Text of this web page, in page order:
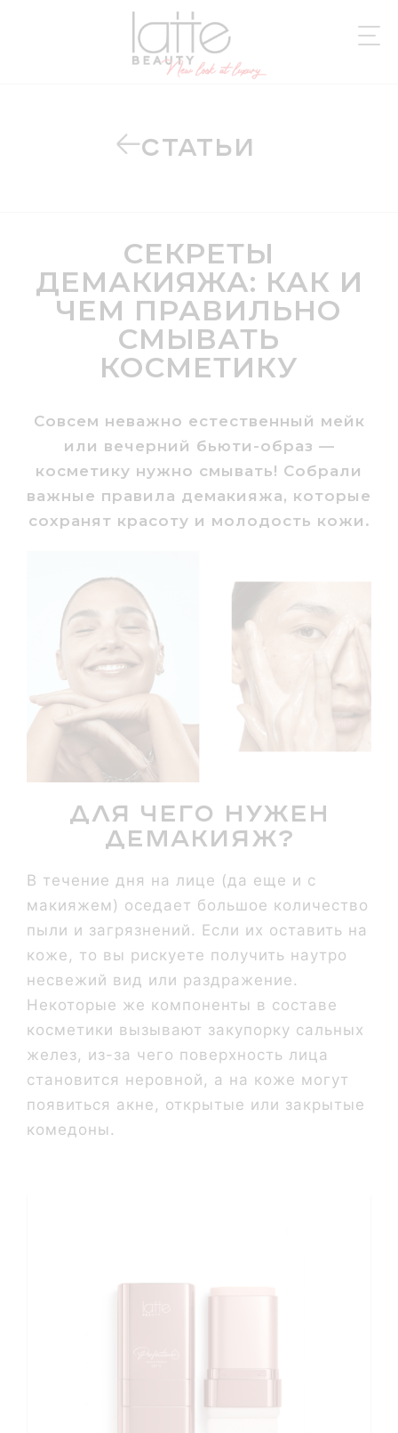
СТАТЬИ
СЕКРЕТЫ
ДЕМАКИЯЖА: КАК И
ЧЕМ ПРАВИЛЬНО
СМЫВАТЬ
КОСМЕТИКУ
Совсем неважно естественный мейк
или вечерний бьюти-образ —
косметику нужно смывать! Собрали
важные правила демакияжа, которые
сохранят красоту и молодость кожи.
Для чего нужен
демакияж?
В течение дня на лице (да еще и с
макияжем) оседает большое количество
пыли и загрязнений. Если их оставить на
коже, то вы рискуете получить наутро
несвежий вид или раздражение.
Некоторые же компоненты в составе
косметики вызывают закупорку сальных
желез, из-за чего поверхность лица
становится неровной, а на коже могут
появиться акне, открытые или закрытые
комедоны.